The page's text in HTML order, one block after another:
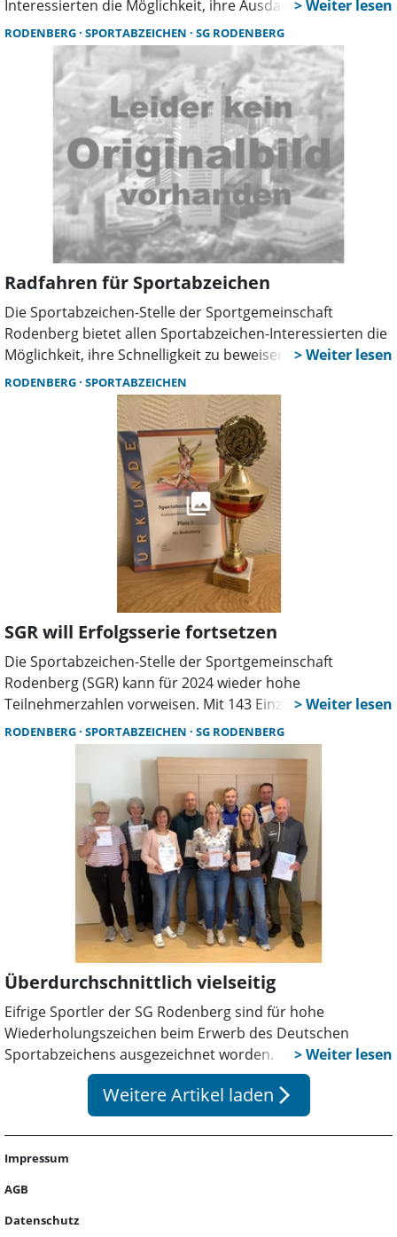
Interessierten die Möglichkeit, ihre Ausdauer zu beweisen.
RODENBERG SPORTABZEICHEN SG RODENBERG
Radfahren für Sportabzeichen
Die Sportabzeichen-Stelle der Sportgemeinschaft
Rodenberg bietet allen Sportabzeichen-Interessierten die
Möglichkeit, ihre Schnelligkeit zu beweisen.
RODENBERG SPORTABZEICHEN
SGR will Erfolgsserie fortsetzen
Die Sportabzeichen-Stelle der Sportgemeinschaft
Rodenberg (SGR) kann für 2024 wieder hohe
Teilnehmerzahlen vorweisen. Mit 143 Einzelabzeichen und
15 Familiensportabzeichen erreichte die SGR den ersten
Platz von 36 Vereinen im Landkreis Schaumburg.
RODENBERG SPORTABZEICHEN SG RODENBERG
Überdurchschnittlich vielseitig
Eifrige Sportler der SG Rodenberg sind für hohe
Wiederholungszeichen beim Erwerb des Deutschen
Sportabzeichens ausgezeichnet worden.
Weitere Artikel laden arrow_forward_ios
Impressum
AGB
Datenschutz